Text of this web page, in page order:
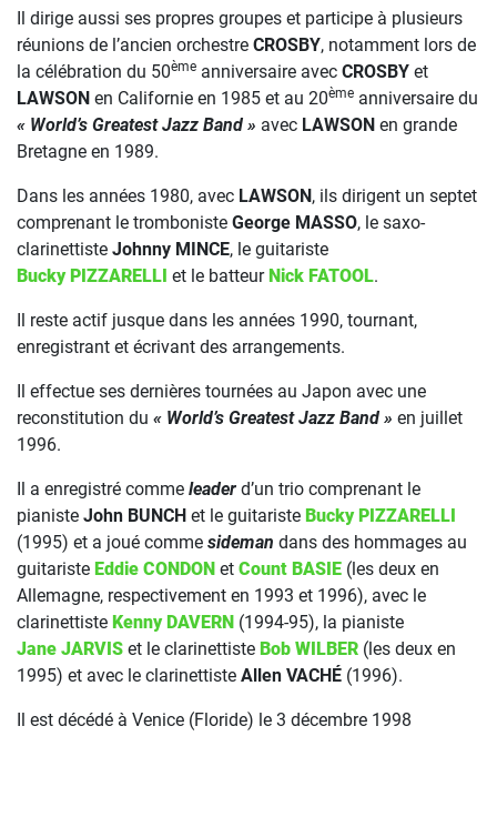
Il dirige aussi ses propres groupes et participe à plusieurs
réunions de l’ancien orchestre CROSBY, notamment lors de
la célébration du 50ème anniversaire avec CROSBY et
LAWSON en Californie en 1985 et au 20ème anniversaire du
« World’s Greatest Jazz Band » avec LAWSON en grande
Bretagne en 1989.
Dans les années 1980, avec LAWSON, ils dirigent un septet
comprenant le tromboniste George MASSO, le saxo-
clarinettiste Johnny MINCE, le guitariste
Bucky PIZZARELLI et le batteurNick FATOOL.
Il reste actif jusque dans les années 1990, tournant,
enregistrant et écrivant des arrangements.
Il effectue ses dernières tournées au Japon avec une
reconstitution du « World’s Greatest Jazz Band » en juillet
1996.
Il a enregistré comme leader d’un trio comprenant le
pianiste John BUNCH et le guitariste Bucky PIZZARELLI
(1995) et a joué comme sideman dans des hommages au
guitariste Eddie CONDON et Count BASIE (les deux en
Allemagne, respectivement en 1993 et 1996), avec le
clarinettiste Kenny DAVERN (1994-95), la pianiste
Jane JARVIS et le clarinettiste Bob WILBER (les deux en
1995) et avec le clarinettiste Allen VACHÉ (1996).
Il est décédé à Venice (Floride) le 3 décembre 1998